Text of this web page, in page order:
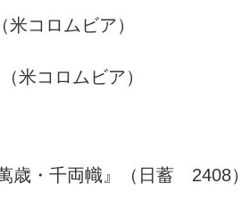
コロムビア）
米コロムビア）
歳・千両幟』（日蓄 2408）